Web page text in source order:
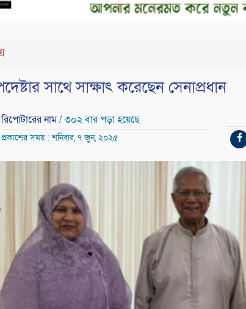
সাথে সাক্ষাৎ করেছেন সেনাপ্রধান
রিপোটারের নাম/ ৩০২ বার পড়া হয়েছে
প্রকাশের সময় : শনিবার, ৭ জুন, ২০২৫